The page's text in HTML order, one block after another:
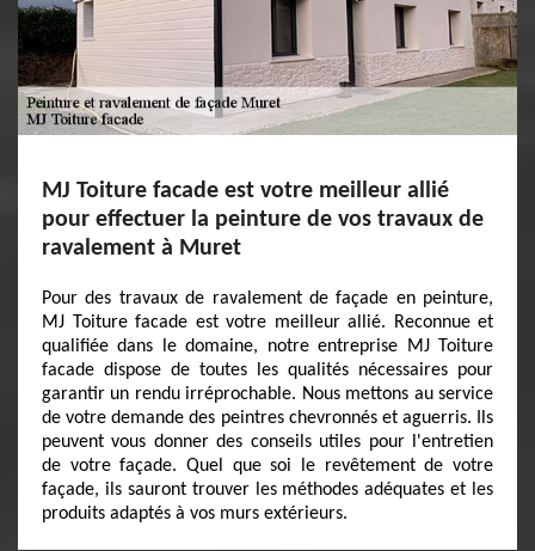
MJ Toiture facade est votre meilleur allié
pour effectuer la peinture de vos travaux de
ravalement à Muret
Pour des travaux de ravalement de façade en peinture,
MJ Toiture facade est votre meilleur allié. Reconnue et
qualifiée dans le domaine, notre entreprise MJ Toiture
facade dispose de toutes les qualités nécessaires pour
garantir un rendu irréprochable. Nous mettons au service
de votre demande des peintres chevronnés et aguerris. Ils
peuvent vous donner des conseils utiles pour l'entretien
de votre façade. Quel que soi le revêtement de votre
façade, ils sauront trouver les méthodes adéquates et les
produits adaptés à vos murs extérieurs.